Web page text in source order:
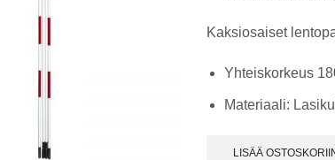
Kaksiosaiset
Yhteiskorkeus
Materiaali:
LISÄÄ